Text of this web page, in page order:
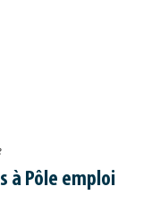
à Pôle emploi